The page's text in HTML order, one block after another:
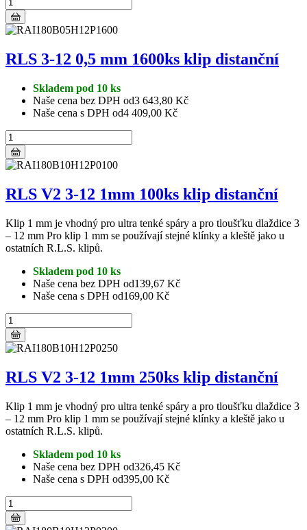
RLS 3-12 0,5 mm 1600ks klip distanční
Skladem pod 10 ks
Naše cena bez DPH od3 643,80 Kč
Naše cena s DPH od4 409,00 Kč
RLS V2 3-12 1mm 100ks klip distanční
Klip 1 mm je vhodný pro ultra tenké spáry a pro tloušťku dlaždice 3
– 12 mm Pro klip 1 mm se používají stejné klínky a kleště jako u
ostatních R.L.S. klipů.
Skladem pod 10 ks
Naše cena bez DPH od139,67 Kč
Naše cena s DPH od169,00 Kč
RLS V2 3-12 1mm 250ks klip distanční
Klip 1 mm je vhodný pro ultra tenké spáry a pro tloušťku dlaždice 3
– 12 mm Pro klip 1 mm se používají stejné klínky a kleště jako u
ostatních R.L.S. klipů.
Skladem pod 10 ks
Naše cena bez DPH od326,45 Kč
Naše cena s DPH od395,00 Kč